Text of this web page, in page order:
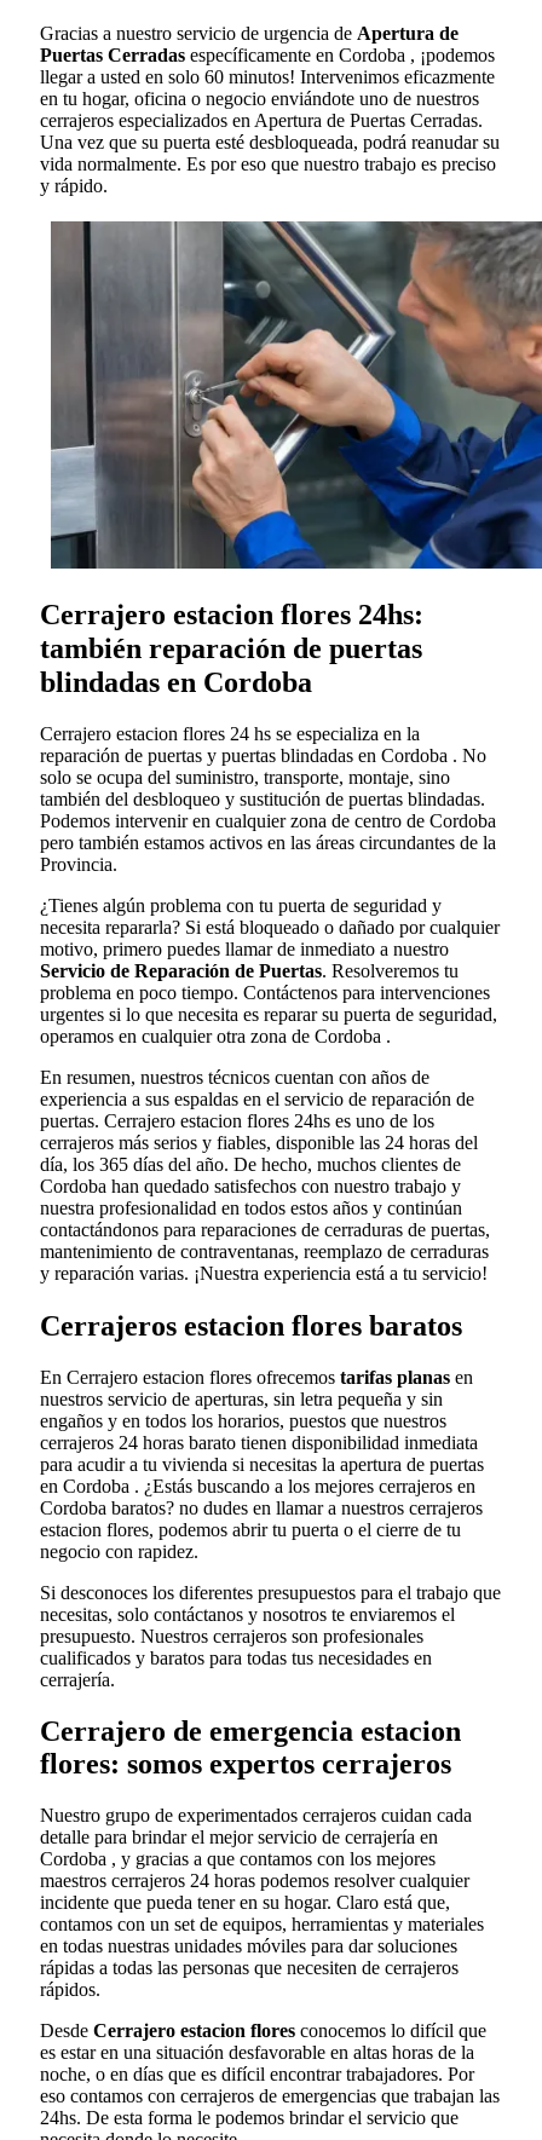
Gracias a nuestro servicio de urgencia de Apertura de
Puertas Cerradas específicamente en Cordoba , ¡podemos
llegar a usted en solo 60 minutos! Intervenimos eficazmente
en tu hogar, oficina o negocio enviándote uno de nuestros
cerrajeros especializados en Apertura de Puertas Cerradas.
Una vez que su puerta esté desbloqueada, podrá reanudar su
vida normalmente. Es por eso que nuestro trabajo es preciso
y rápido.
Cerrajero estacion flores 24hs:
también reparación de puertas
blindadas en Cordoba
Cerrajero estacion flores 24 hs se especializa en la
reparación de puertas y puertas blindadas en Cordoba . No
solo se ocupa del suministro, transporte, montaje, sino
también del desbloqueo y sustitución de puertas blindadas.
Podemos intervenir en cualquier zona de centro de Cordoba
pero también estamos activos en las áreas circundantes de la
Provincia.
¿Tienes algún problema con tu puerta de seguridad y
necesita repararla? Si está bloqueado o dañado por cualquier
motivo, primero puedes llamar de inmediato a nuestro
Servicio de Reparación de Puertas. Resolveremos tu
problema en poco tiempo. Contáctenos para intervenciones
urgentes si lo que necesita es reparar su puerta de seguridad,
operamos en cualquier otra zona de Cordoba .
En resumen, nuestros técnicos cuentan con años de
experiencia a sus espaldas en el servicio de reparación de
puertas. Cerrajero estacion flores 24hs es uno de los
cerrajeros más serios y fiables, disponible las 24 horas del
día, los 365 días del año. De hecho, muchos clientes de
Cordoba han quedado satisfechos con nuestro trabajo y
nuestra profesionalidad en todos estos años y continúan
contactándonos para reparaciones de cerraduras de puertas,
mantenimiento de contraventanas, reemplazo de cerraduras
y reparación varias. ¡Nuestra experiencia está a tu servicio!
Cerrajeros estacion flores baratos
En Cerrajero estacion flores ofrecemos tarifas planas en
nuestros servicio de aperturas, sin letra pequeña y sin
engaños y en todos los horarios, puestos que nuestros
cerrajeros 24 horas barato tienen disponibilidad inmediata
para acudir a tu vivienda si necesitas la apertura de puertas
en Cordoba . ¿Estás buscando a los mejores cerrajeros en
Cordoba baratos? no dudes en llamar a nuestros cerrajeros
estacion flores, podemos abrir tu puerta o el cierre de tu
negocio con rapidez.
Si desconoces los diferentes presupuestos para el trabajo que
necesitas, solo contáctanos y nosotros te enviaremos el
presupuesto. Nuestros cerrajeros son profesionales
cualificados y baratos para todas tus necesidades en
cerrajería.
Cerrajero de emergencia estacion
flores: somos expertos cerrajeros
Nuestro grupo de experimentados cerrajeros cuidan cada
detalle para brindar el mejor servicio de cerrajería en
Cordoba , y gracias a que contamos con los mejores
maestros cerrajeros 24 horas podemos resolver cualquier
incidente que pueda tener en su hogar. Claro está que,
contamos con un set de equipos, herramientas y materiales
en todas nuestras unidades móviles para dar soluciones
rápidas a todas las personas que necesiten de cerrajeros
rápidos.
Desde Cerrajero estacion flores conocemos lo difícil que
es estar en una situación desfavorable en altas horas de la
noche, o en días que es difícil encontrar trabajadores. Por
eso contamos con cerrajeros de emergencias que trabajan las
24hs. De esta forma le podemos brindar el servicio que